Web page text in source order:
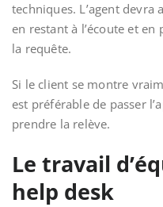
techniques. L’agent
en restant à l’écoute et
la requête.
Si le client se montre
est préférable de passer
prendre la relève.
Le travail
help desk